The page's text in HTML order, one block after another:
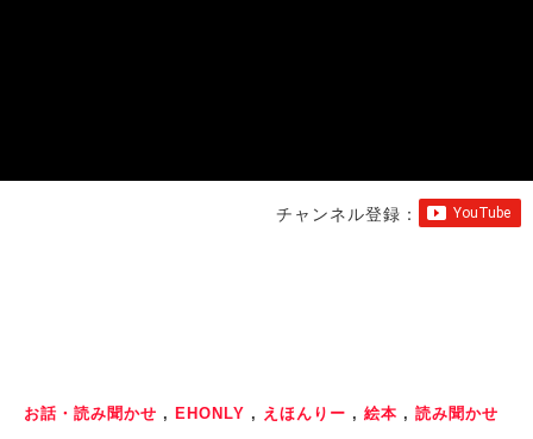
チャンネル登録：
お話・読み聞かせ , EHONLY , えほんりー , 絵本 , 読み聞かせ